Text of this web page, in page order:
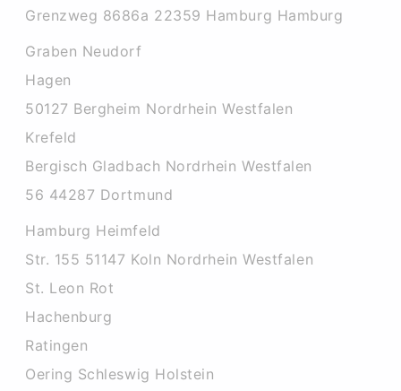
Grenzweg 8686a 22359 Hamburg Hamburg
Graben Neudorf
Hagen
50127 Bergheim Nordrhein Westfalen
Krefeld
Bergisch Gladbach Nordrhein Westfalen
56 44287 Dortmund
Hamburg Heimfeld
Str. 155 51147 Koln Nordrhein Westfalen
St. Leon Rot
Hachenburg
Ratingen
Oering Schleswig Holstein